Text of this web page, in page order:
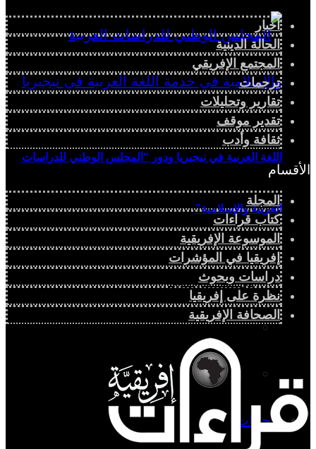
اللغة العربية في نيجيريا ودور “المجلس الوطني للدراسات
العربية والإسلامية”
دراسة سياسية
دراسة اجتماعية
دراسة اقتصادية
ترجمات
أخبار
الحالة الدينية
المجتمع الإفريقي
ترجمات
تقارير وتحليلات
تقدير موقف
ثقافة وأدب
الأقسام
المجلة
كتاب قراءات
الموسوعة الإفريقية
إفريقيا في المؤشرات
دراسات وبحوث
نظرة على إفريقيا
الصحافة الإفريقية